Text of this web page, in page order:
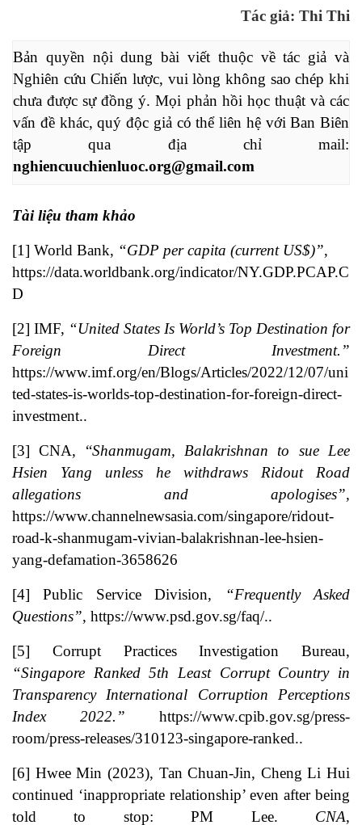
Tác giả: Thi Thi
Bản quyền nội dung bài viết thuộc về tác giả và
Nghiên cứu Chiến lược, vui lòng không sao chép khi
chưa được sự đồng ý. Mọi phản hồi học thuật và các
vấn đề khác, quý độc giả có thể liên hệ với Ban Biên
nghiencuuchienluoc.org@gmail.com
Tài liệu tham khảo
[1] World Bank, “GDP per capita (current US$)”,
https://data.worldbank.org/indicator/NY.GDP.PCAP.C
D
[2] IMF, “United States Is World’s Top Destination for
Foreign Direct Investment.”
https://www.imf.org/en/Blogs/Articles/2022/12/07/uni
ted-states-is-worlds-top-destination-for-foreign-direct-
investment..
[3] CNA, “Shanmugam, Balakrishnan to sue Lee
Hsien Yang unless he withdraws Ridout Road
allegations and apologises”,
https://www.channelnewsasia.com/singapore/ridout-
road-k-shanmugam-vivian-balakrishnan-lee-hsien-
yang-defamation-3658626
[4] Public Service Division,
“Frequently Asked
Questions”, https://www.psd.gov.sg/faq/..
[5] Corrupt Practices Investigation Bureau,
“Singapore Ranked 5th Least Corrupt Country in
Transparency International Corruption Perceptions
Index 2022.” https://www.cpib.gov.sg/press-
room/press-releases/310123-singapore-ranked..
[6] Hwee Min (2023), Tan Chuan-Jin, Cheng Li Hui
continued ‘inappropriate relationship’ even after being
told to stop: PM Lee. CNA,